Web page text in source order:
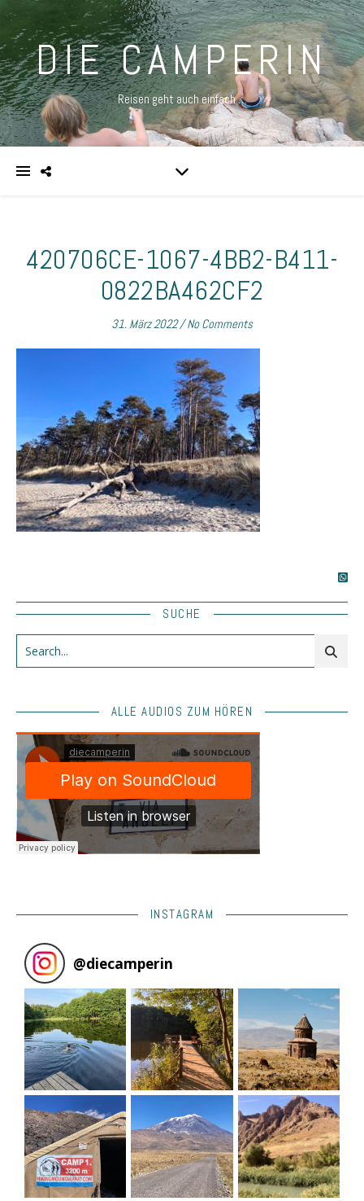
DIE CAMPERIN
Reisen geht auch einfach …
420706CE-1067-4BB2-B411-
0822BA462CF2
31. März 2022/ No Comments
SUCHE
ALLE AUDIOS ZUM HÖREN
INSTAGRAM
@diecamperin